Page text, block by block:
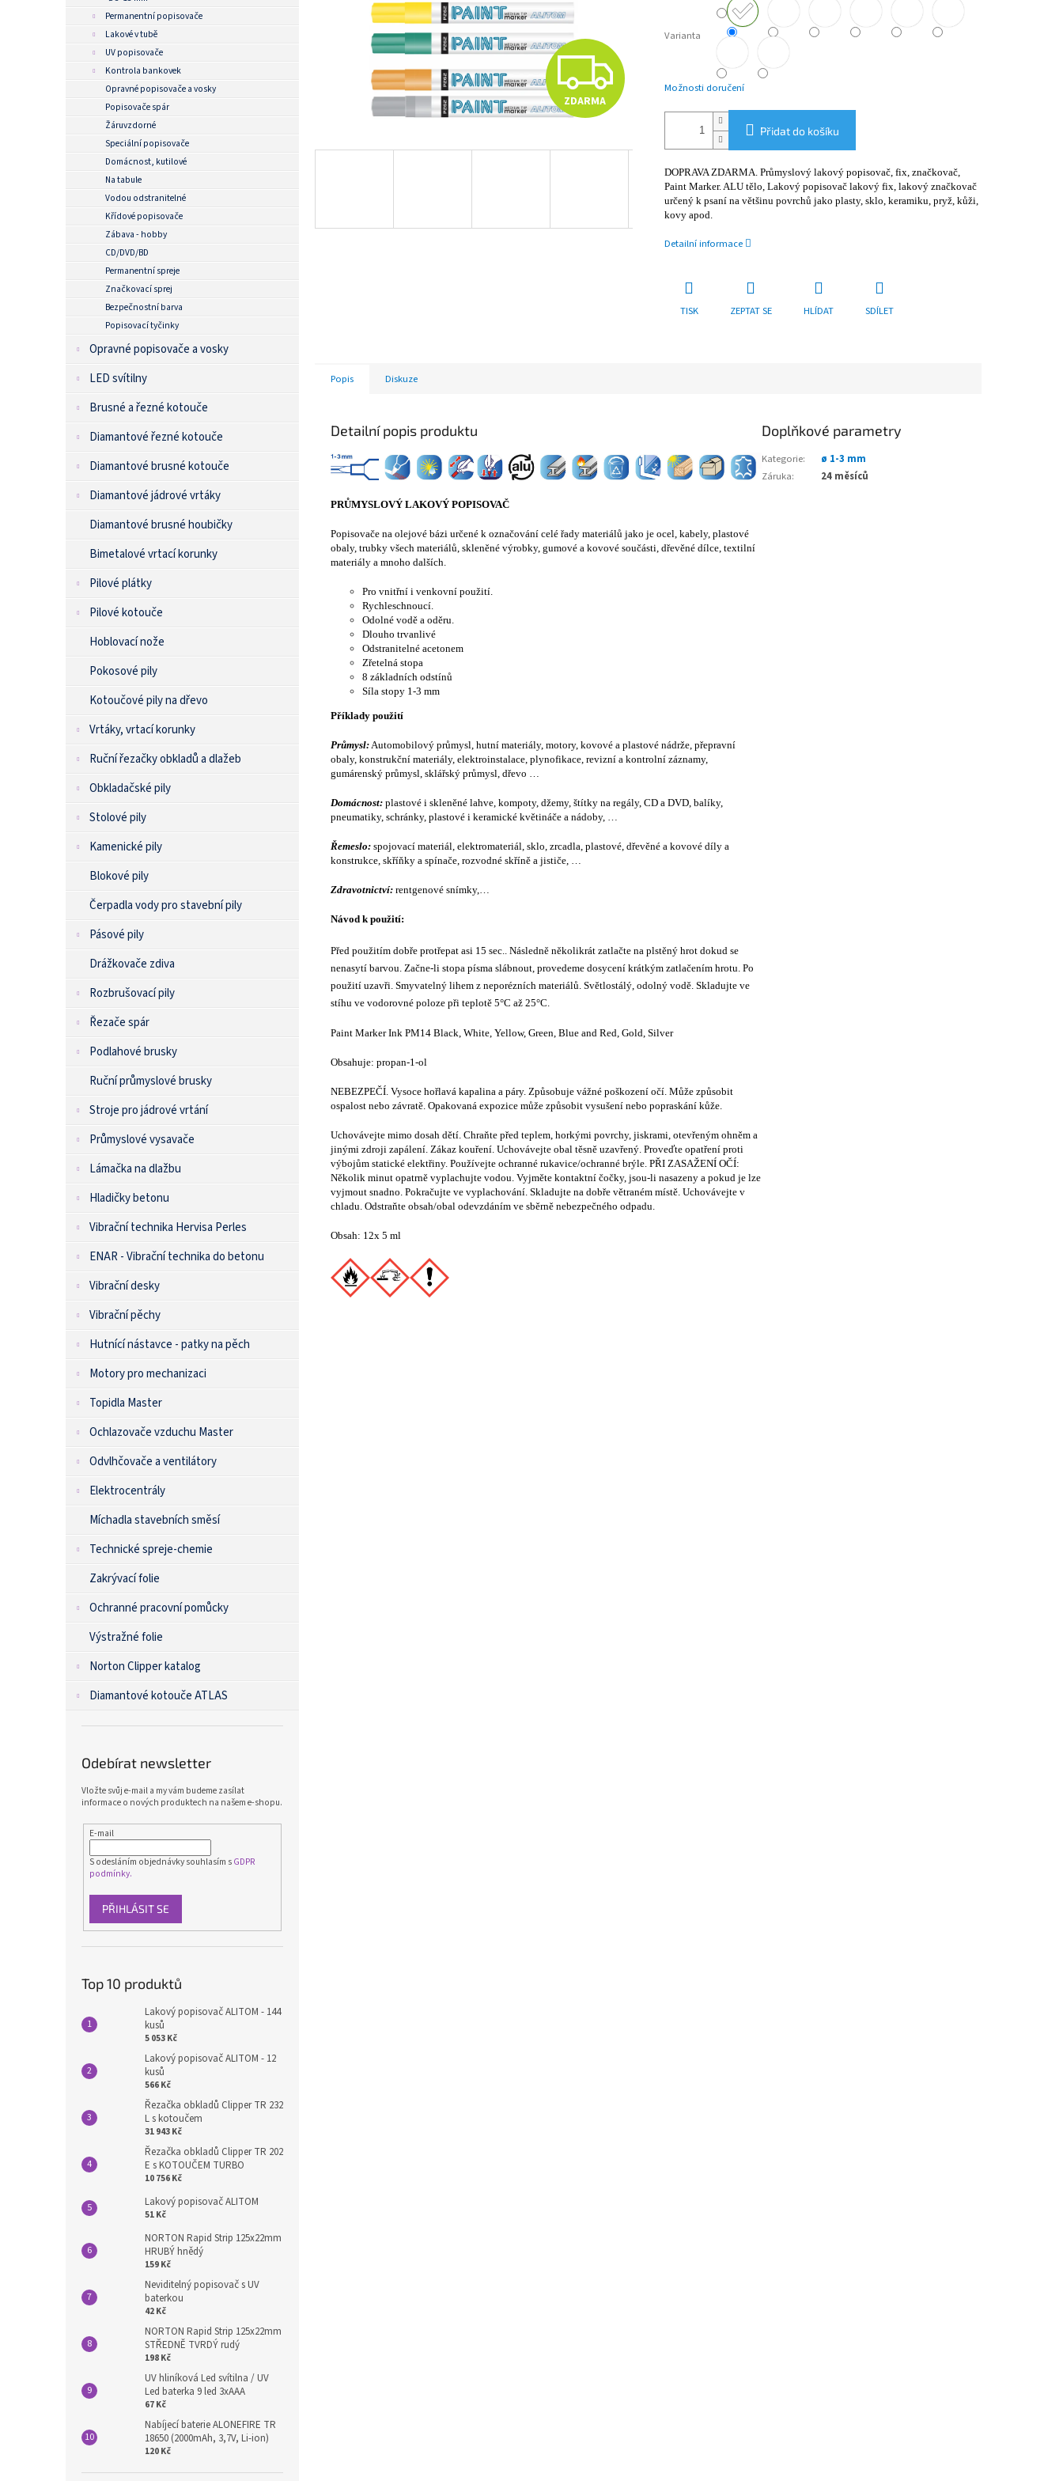
Permanentní popisovače
Lakové v tubě
UV popisovače
Kontrola bankovek
Opravné popisovače a vosky
Popisovače spár
Žáruvzdorné
Speciální popisovače
Domácnost, kutilové
Na tabule
Vodou odstranitelné
Křídové popisovače
Zábava - hobby
CD/DVD/BD
Permanentní spreje
Značkovací sprej
Bezpečnostní barva
Popisovací tyčinky
Opravné popisovače a vosky
LED svítilny
Brusné a řezné kotouče
Diamantové řezné kotouče
Diamantové brusné kotouče
Diamantové jádrové vrtáky
Diamantové brusné houbičky
Bimetalové vrtací korunky
Pilové plátky
Pilové kotouče
Hoblovací nože
Pokosové pily
Kotoučové pily na dřevo
Vrtáky, vrtací korunky
Ruční řezačky obkladů a dlažeb
Obkladačské pily
Stolové pily
Kamenické pily
Blokové pily
Čerpadla vody pro stavební pily
Pásové pily
Drážkovače zdiva
Rozbrušovací pily
Řezače spár
Podlahové brusky
Ruční průmyslové brusky
Stroje pro jádrové vrtání
Průmyslové vysavače
Lámačka na dlažbu
Hladičky betonu
Vibrační technika Hervisa Perles
ENAR - Vibrační technika do betonu
Vibrační desky
Vibrační pěchy
Hutnící nástavce - patky na pěch
Motory pro mechanizaci
Topidla Master
Ochlazovače vzduchu Master
Odvlhčovače a ventilátory
Elektrocentrály
Míchadla stavebních směsí
Technické spreje-chemie
Zakrývací folie
Ochranné pracovní pomůcky
Výstražné folie
Norton Clipper katalog
Diamantové kotouče ATLAS
Odebírat newsletter
Vložte svůj e-mail a my vám budeme zasílat
informace o nových produktech na našem e-shopu.
E-mail
S odesláním objednávky souhlasím sGDPR
podmínky.
PŘIHLÁSIT SE
Top 10 produktů
Lakový popisovač ALITOM - 144
kusů
5 053 Kč
Lakový popisovač ALITOM - 12
kusů
566 Kč
Řezačka obkladů Clipper TR 232
L s kotoučem
31 943 Kč
Řezačka obkladů Clipper TR 202
E s KOTOUČEM TURBO
10 756 Kč
Lakový popisovač ALITOM
51 Kč
NORTON Rapid Strip 125x22mm
HRUBÝ hnědý
159 Kč
Neviditelný popisovač s UV
baterkou
42 Kč
NORTON Rapid Strip 125x22mm
STŘEDNĚ TVRDÝ rudý
198 Kč
UV hliníková Led svítilna / UV
Led baterka 9 led 3xAAA
67 Kč
Nabíjecí baterie ALONEFIRE TR
18650 (2000mAh, 3,7V, Li-ion)
120 Kč
Z
D
R
ZDARMA
Varianta
Možnosti doručení
Přidat do košíku
DOPRAVA ZDARMA. Průmyslový lakový popisovač, fix, značkovač,
Paint Marker. ALU tělo, Lakový popisovač lakový fix, lakový značkovač
určený k psaní na většinu povrchů jako plasty, sklo, keramiku, pryž, kůži,
kovy apod.
Detailní informace
TISK ZEPTAT SE HLÍDAT SDÍLET
Popis Diskuze
Detailní popis produktu
PRŮMYSLOVÝ LAKOVÝ POPISOVAČ
Popisovače na olejové bázi určené k označování celé řady materiálů jako je ocel, kabely, plastové
obaly, trubky všech materiálů, skleněné výrobky, gumové a kovové součásti, dřevěné dílce, textilní
materiály a mnoho dalších.
Pro vnitřní i venkovní použití.
Rychleschnoucí.
Odolné vodě a oděru.
Dlouho trvanlivé
Odstranitelné acetonem
Zřetelná stopa
8 základních odstínů
Síla stopy 1-3 mm
Příklady použití
Průmysl: Automobilový průmysl, hutní materiály, motory, kovové a plastové nádrže, přepravní
obaly, konstrukční materiály, elektroinstalace, plynofikace, revizní a kontrolní záznamy,
gumárenský průmysl, sklářský průmysl, dřevo …
Domácnost: plastové i skleněné lahve, kompoty, džemy, štítky na regály, CD a DVD, balíky,
pneumatiky, schránky, plastové i keramické květináče a nádoby, …
Řemeslo: spojovací materiál, elektromateriál, sklo, zrcadla, plastové, dřevěné a kovové díly a
konstrukce, skříňky a spínače, rozvodné skříně a jističe, …
Zdravotnictví: rentgenové snímky,…
Návod k použití:
Před použitím dobře protřepat asi 15 sec.. Následně několikrát zatlačte na plstěný hrot dokud se
nenasytí barvou. Začne-li stopa písma slábnout, provedeme dosycení krátkým zatlačením hrotu. Po
použití uzavři. Smyvatelný lihem z neporézních materiálů. Světlostálý, odolný vodě. Skladujte ve
stíhu ve vodorovné poloze při teplotě 5°C až 25°C.
Paint Marker Ink PM14 Black, White, Yellow, Green, Blue and Red, Gold, Silver
Obsahuje: propan-1-ol
NEBEZPEČÍ. Vysoce hořlavá kapalina a páry. Způsobuje vážné poškození očí. Může způsobit
ospalost nebo závratě. Opakovaná expozice může způsobit vysušení nebo popraskání kůže.
Uchovávejte mimo dosah dětí. Chraňte před teplem, horkými povrchy, jiskrami, otevřeným ohněm a
jinými zdroji zapálení. Zákaz kouření. Uchovávejte obal těsně uzavřený. Proveďte opatření proti
výbojům statické elektřiny. Používejte ochranné rukavice/ochranné brýle. PŘI ZASAŽENÍ OČÍ:
Několik minut opatrně vyplachujte vodou. Vyjměte kontaktní čočky, jsou-li nasazeny a pokud je lze
vyjmout snadno. Pokračujte ve vyplachování. Skladujte na dobře větraném místě. Uchovávejte v
chladu. Odstraňte obsah/obal odevzdáním ve sběrně nebezpečného odpadu.
Obsah: 12x 5 ml
Doplňkové parametry
Kategorie:
ø 1-3 mm
Záruka: 24 měsíců